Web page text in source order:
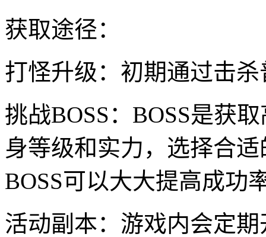
获取途径：
打怪升级：初期通过击
挑战BOSS：BOSS是获
身等级和实力，选择合
BOSS可以大大提高成功
活动副本：游戏内会定